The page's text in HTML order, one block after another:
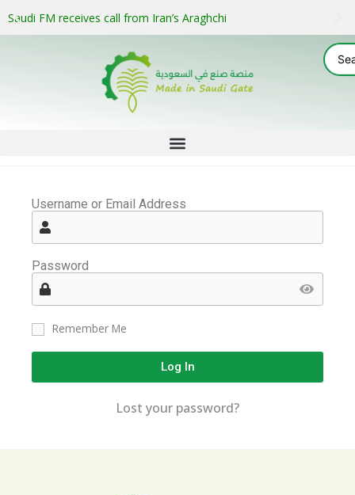
Saudi FM receives call from Iran’s Araghchi
Username or Email Address
Password
Remember Me
Log In
Lost your password?